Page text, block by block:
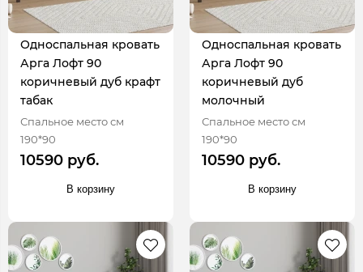
Односпальная кровать
Арга Лофт 90
коричневый дуб крафт
табак
Спальное место см
190*90
10590 руб.
В корзину
Односпальная кровать
Арга Лофт 90
коричневый дуб
молочный
Спальное место см
190*90
10590 руб.
В корзину